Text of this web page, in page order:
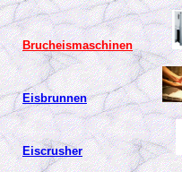
Brucheismaschinen
Eisbrunnen
Eiscrusher